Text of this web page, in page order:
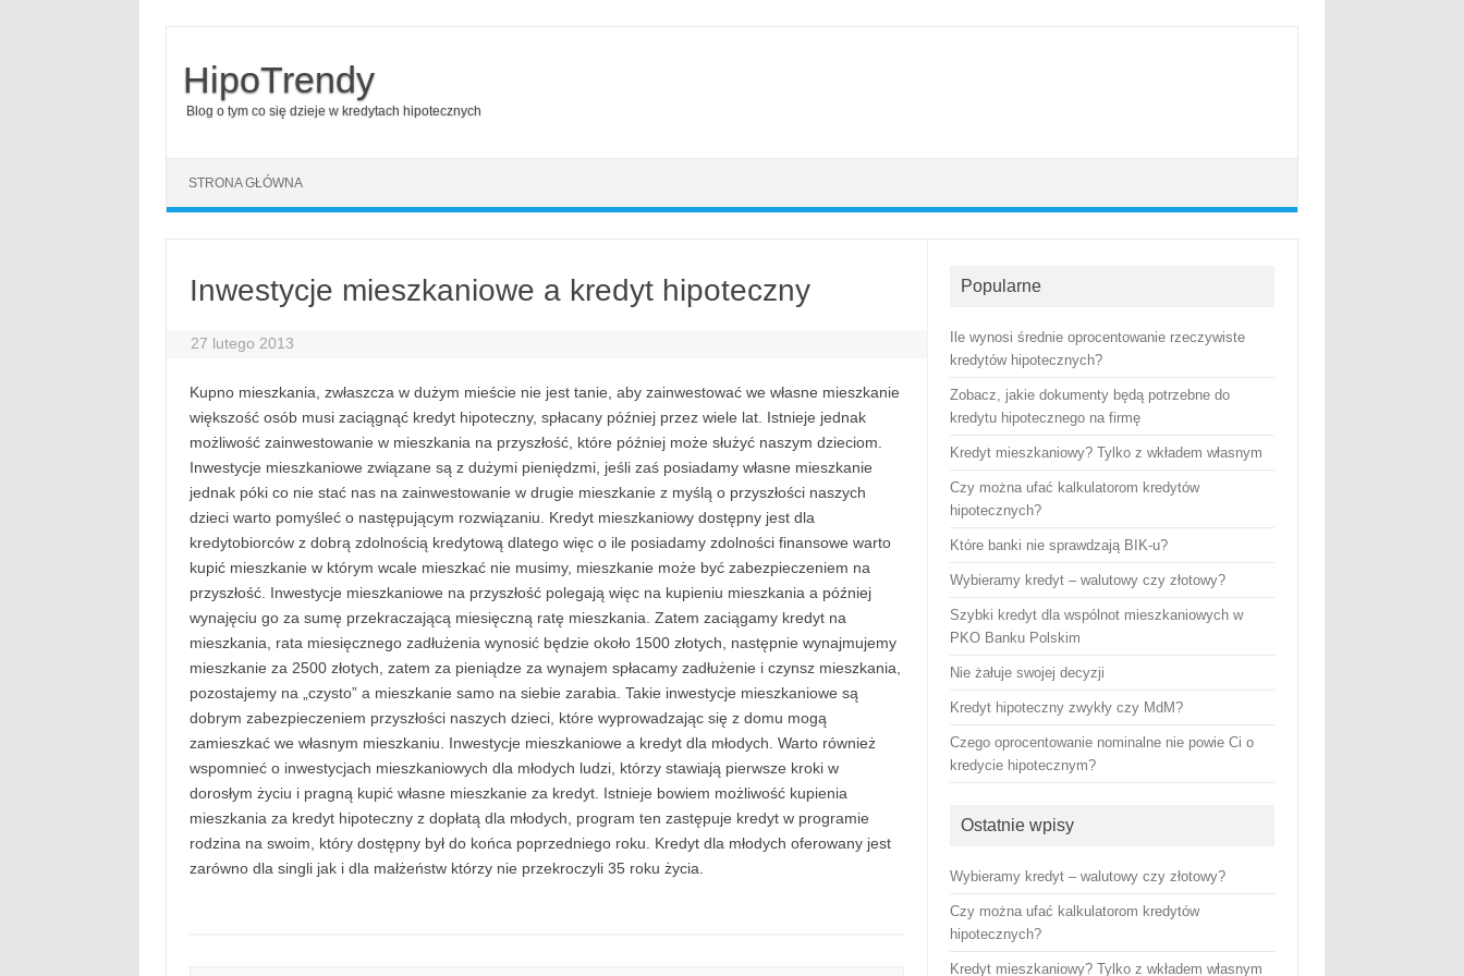
HipoTrendy
Blog o tym co się dzieje w kredytach hipotecznych
STRONA GŁÓWNA
Inwestycje mieszkaniowe a kredyt hipoteczny
27 lutego 2013
Kupno mieszkania, zwłaszcza w dużym mieście nie jest tanie, aby zainwestować we własne mieszkanie
większość osób musi zaciągnąć kredyt hipoteczny, spłacany później przez wiele lat. Istnieje jednak
możliwość zainwestowanie w mieszkania na przyszłość, które później może służyć naszym dzieciom.
Inwestycje mieszkaniowe związane są z dużymi pieniędzmi, jeśli zaś posiadamy własne mieszkanie
jednak póki co nie stać nas na zainwestowanie w drugie mieszkanie z myślą o przyszłości naszych
dzieci warto pomyśleć o następującym rozwiązaniu. Kredyt mieszkaniowy dostępny jest dla
kredytobiorców z dobrą zdolnością kredytową dlatego więc o ile posiadamy zdolności finansowe warto
kupić mieszkanie w którym wcale mieszkać nie musimy, mieszkanie może być zabezpieczeniem na
przyszłość. Inwestycje mieszkaniowe na przyszłość polegają więc na kupieniu mieszkania a później
wynajęciu go za sumę przekraczającą miesięczną ratę mieszkania. Zatem zaciągamy kredyt na
mieszkania, rata miesięcznego zadłużenia wynosić będzie około 1500 złotych, następnie wynajmujemy
mieszkanie za 2500 złotych, zatem za pieniądze za wynajem spłacamy zadłużenie i czynsz mieszkania,
pozostajemy na „czysto” a mieszkanie samo na siebie zarabia. Takie inwestycje mieszkaniowe są
dobrym zabezpieczeniem przyszłości naszych dzieci, które wyprowadzając się z domu mogą
zamieszkać we własnym mieszkaniu. Inwestycje mieszkaniowe a kredyt dla młodych. Warto również
wspomnieć o inwestycjach mieszkaniowych dla młodych ludzi, którzy stawiają pierwsze kroki w
dorosłym życiu i pragną kupić własne mieszkanie za kredyt. Istnieje bowiem możliwość kupienia
mieszkania za kredyt hipoteczny z dopłatą dla młodych, program ten zastępuje kredyt w programie
rodzina na swoim, który dostępny był do końca poprzedniego roku. Kredyt dla młodych oferowany jest
zarówno dla singli jak i dla małżeństw którzy nie przekroczyli 35 roku życia.
Popularne
Ile wynosi średnie oprocentowanie rzeczywiste
kredytów hipotecznych?
Zobacz, jakie dokumenty będą potrzebne do
kredytu hipotecznego na firmę
Kredyt mieszkaniowy? Tylko z wkładem własnym
Czy można ufać kalkulatorom kredytów
hipotecznych?
Które banki nie sprawdzają BIK-u?
Wybieramy kredyt – walutowy czy złotowy?
Szybki kredyt dla wspólnot mieszkaniowych w
PKO Banku Polskim
Nie żałuje swojej decyzji
Kredyt hipoteczny zwykły czy MdM?
Czego oprocentowanie nominalne nie powie Ci o
kredycie hipotecznym?
Ostatnie wpisy
Wybieramy kredyt – walutowy czy złotowy?
Czy można ufać kalkulatorom kredytów
hipotecznych?
Kredyt mieszkaniowy? Tylko z wkładem własnym